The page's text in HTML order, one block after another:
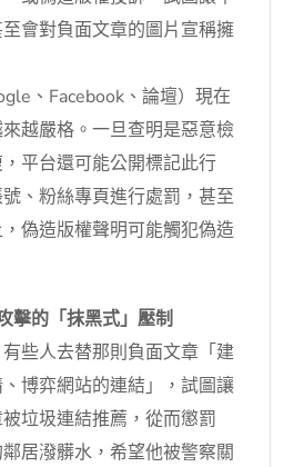
會對負面文章的圖片宣稱擁
、Facebook、論壇）現在
越嚴格。一旦查明是惡意檢
平台還可能公開標記此行
、粉絲專頁進行處罰，甚至
偽造版權聲明可能觸犯偽造
擊的「抹黑式」壓制
些人去替那則負面文章「建
博弈網站的連結」，試圖讓
垃圾連結推薦，從而懲罰
居潑髒水，希望他被警察關